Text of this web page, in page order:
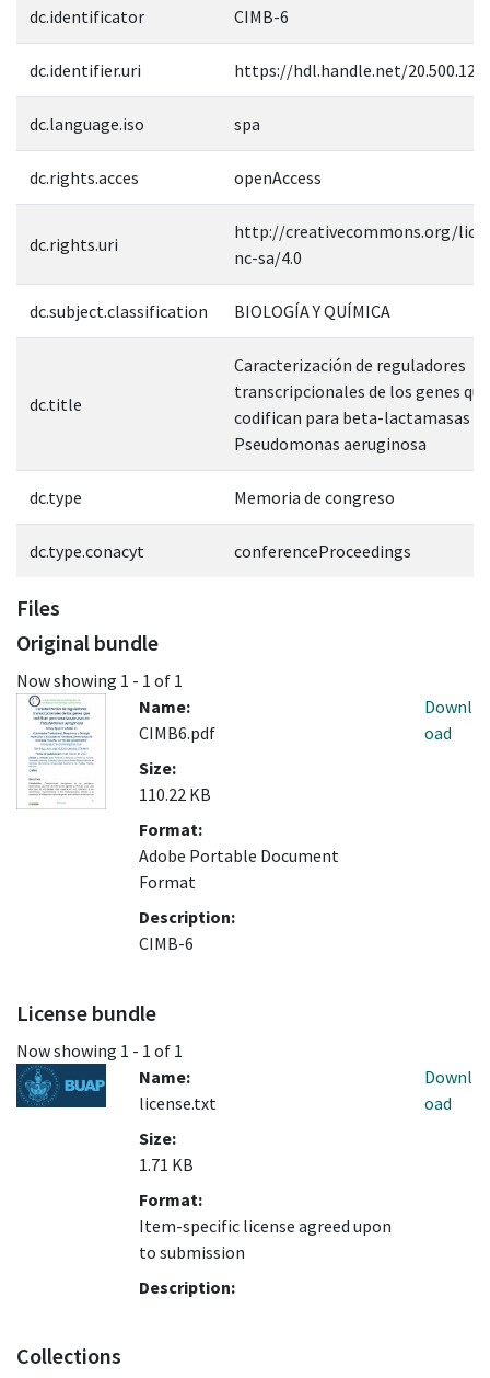
dc.identificator CIMB-6
dc.identifier.uri https://hdl.handle.net/
dc.language.iso spa
dc.rights.acces openAccess
dc.rights.uri
http://creativecommons.org/
nc-sa/4.0
dc.subject.classification BIOLOGÍA Y QUÍMICA
dc.title
Caracterización de reguladores
transcripcionales de los genes que
codifican para beta-lactamasas
Pseudomonas aeruginosa
dc.type Memoria de congreso
dc.type.conacyt conferenceProceedings
Files
Original bundle
Now showing 1 - 1 of 1
Name:
CIMB6.pdf
Size:
110.22 KB
Format:
Adobe Portable Document
Format
Description:
CIMB-6
Downl
oad
License bundle
Now showing 1 - 1 of 1
Name:
license.txt
Size:
1.71 KB
Format:
Item-specific license agreed upon
to submission
Description:
Downl
oad
Collections